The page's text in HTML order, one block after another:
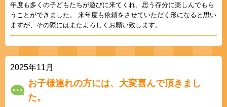
年度も多くの子どもたちが遊びに来てくれ、思う存分に楽しんでもら
うことができました。 来年度も依頼をさせていただく形になると思い
ますが、その際にはまたよろしくお願い致します。
2025年11月
お子様連れの方には、大変喜んで頂きまし
た。